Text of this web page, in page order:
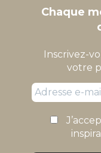
Chaque
Inscrivez-
votre